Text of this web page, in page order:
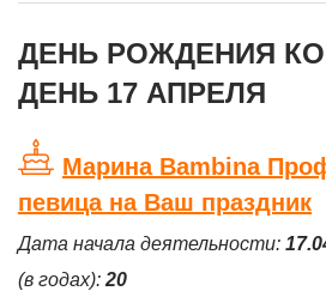
ДЕНЬ РОЖДЕНИЯ
ДЕНЬ 17 АПРЕЛЯ
Марина Bambina
певица на Ваш праздник
Дата начала деятельности:
(в годах): 20